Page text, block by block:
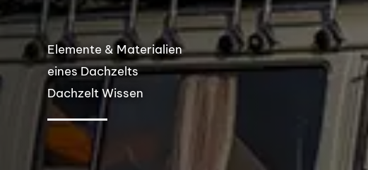
Elemente & Materialien
eines Dachzelts
Dachzelt Wissen